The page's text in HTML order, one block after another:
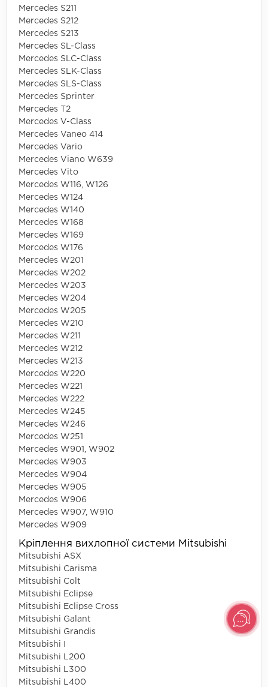
Mercedes S211
Mercedes S212
Mercedes S213
Mercedes SL-Class
Mercedes SLC-Class
Mercedes SLK-Class
Mercedes SLS-Class
Mercedes Sprinter
Mercedes T2
Mercedes V-Class
Mercedes Vaneo 414
Mercedes Vario
Mercedes Viano W639
Mercedes Vito
Mercedes W116, W126
Mercedes W124
Mercedes W140
Mercedes W168
Mercedes W169
Mercedes W176
Mercedes W201
Mercedes W202
Mercedes W203
Mercedes W204
Mercedes W205
Mercedes W210
Mercedes W211
Mercedes W212
Mercedes W213
Mercedes W220
Mercedes W221
Mercedes W222
Mercedes W245
Mercedes W246
Mercedes W251
Mercedes W901, W902
Mercedes W903
Mercedes W904
Mercedes W905
Mercedes W906
Mercedes W907, W910
Mercedes W909
Кріплення вихлопної системи Mitsubishi
Mitsubishi ASX
Mitsubishi Carisma
Mitsubishi Colt
Mitsubishi Eclipse
Mitsubishi Eclipse Cross
Mitsubishi Galant
Mitsubishi Grandis
Mitsubishi I
Mitsubishi L200
Mitsubishi L300
Mitsubishi L400